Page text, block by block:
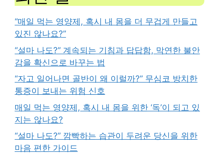
“매일 먹는 영양제, 혹시 내 몸을 더 무겁게 만들고
있진 않나요?”
“설마 나도?” 계속되는 기침과 답답함, 막연한 불안
감을 확신으로 바꾸는 법
“자고 일어나면 골반이 왜 이럴까?” 무심코 방치한
통증이 보내는 위험 신호
매일 먹는 영양제, 혹시 내 몸을 위한 ‘독’이 되고 있
지는 않나요?
“설마 나도?” 깜빡하는 습관이 두려운 당신을 위한
마음 편한 가이드